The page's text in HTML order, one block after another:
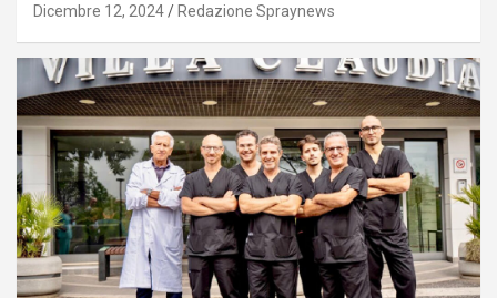
Dicembre 12, 2024 Redazione Spraynews